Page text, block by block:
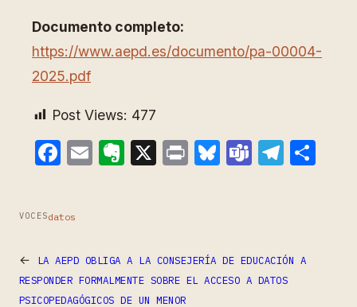
Documento completo:
https://www.aepd.es/documento/pa-00004-
2025.pdf
Post Views: 477
Facebook
EmailEvernote
X PrintBluesky
Teams
VOCESdatos
←
LA AEPD OBLIGA A LA CONSEJERÍA DE EDUCACIÓN A
RESPONDER FORMALMENTE SOBRE EL ACCESO A DATOS
PSICOPEDAGÓGICOS DE UN MENOR